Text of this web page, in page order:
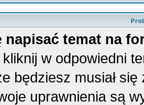
napisać temat na
w odpowiedni
będziesz musiał
uprawnienia są